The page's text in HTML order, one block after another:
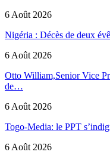
6 Août 2026
Nigéria : Décès de deux
6 Août 2026
Otto William,Senior Vice
de…
6 Août 2026
Togo-Media: le PPT
6 Août 2026